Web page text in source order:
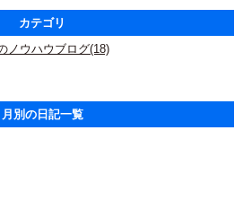
カテゴリ
ノウハウブログ(18)
月別の日記一覧